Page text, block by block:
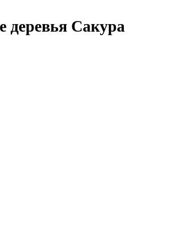
деревья Сакура